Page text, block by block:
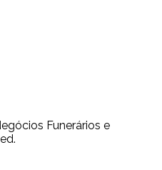
Funerários e